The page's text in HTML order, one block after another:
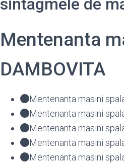
sintagmele de
Mentenanta
DAMBOVITA
Mentenanta masini
Mentenanta masini
Mentenanta masini
Mentenanta masini
Mentenanta masini